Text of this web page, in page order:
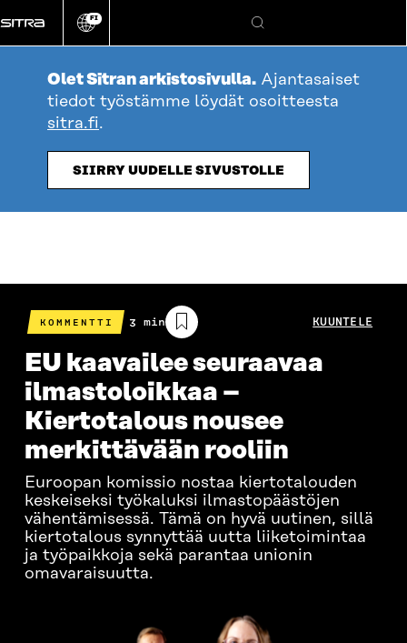
suoraan
sisältöön
Vaihda
kieli
FI
Hae
Olet Sitran arkistosivulla. Ajantasaiset
tiedot työstämme löydät osoitteesta
sitra.fi.
SIIRRY UUDELLE SIVUSTOLLE
KOMMENTTI
Arvioitu
lukuaika
3 min KUUNTELE
EU kaavailee seuraavaa
ilmastoloikkaa –
Kiertotalous nousee
merkittävään rooliin
Euroopan komissio nostaa kiertotalouden
keskeiseksi työkaluksi ilmastopäästöjen
vähentämisessä. Tämä on hyvä uutinen, sillä
kiertotalous synnyttää uutta liiketoimintaa
ja työpaikkoja sekä parantaa unionin
omavaraisuutta.